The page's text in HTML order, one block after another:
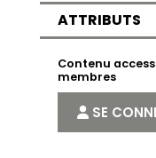
ATTRIBUTS
Contenu
membres
SE